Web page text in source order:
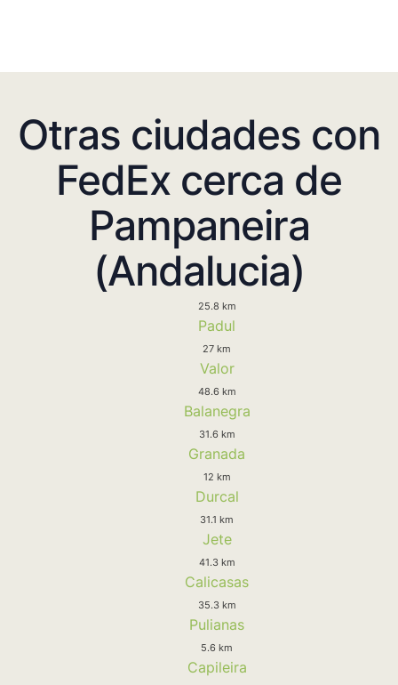
Otras ciudades con
FedEx cerca de
Pampaneira
(Andalucia)
25.8 km
Padul
27 km
Valor
48.6 km
Balanegra
31.6 km
Granada
12 km
Durcal
31.1 km
Jete
41.3 km
Calicasas
35.3 km
Pulianas
5.6 km
Capileira